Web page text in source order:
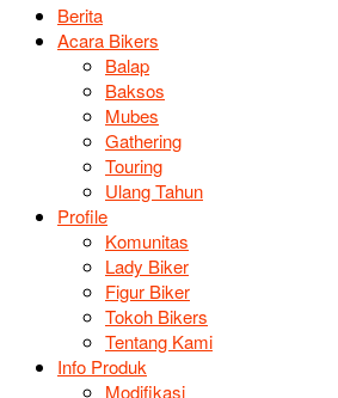
Berita
Acara Bikers
Balap
Baksos
Mubes
Gathering
Touring
Ulang Tahun
Profile
Komunitas
Lady Biker
Figur Biker
Tokoh Bikers
Tentang Kami
Info Produk
Modifikasi